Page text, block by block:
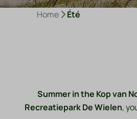
Home Été
Summer in the Kop van
Recreatiepark De Wielen,